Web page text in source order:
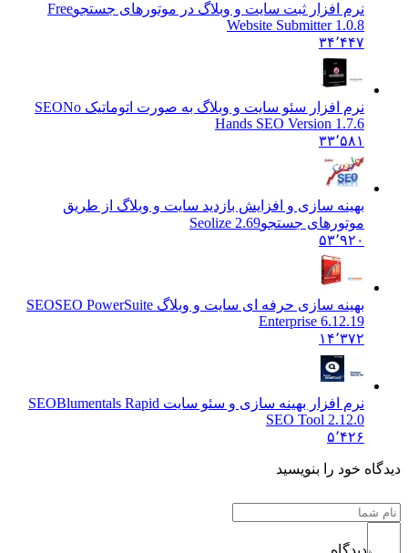
نرم افزار ثبت سایت و وبلاگ در موتورهای جستجوFree
Website Submitter 1.0.8
۳۴٬۴۴۷
نرم افزار سئو سایت و وبلاگ به صورت اتوماتیک SEONo
Hands SEO Version 1.7.6
۳۳٬۵۸۱
بهینه سازی و افزایش بازدید سایت و وبلاگ از طریق
موتورهای جستجوSeolize 2.69
۵۳٬۹۲۰
بهینه سازی حرفه ای سایت و وبلاگ SEOSEO PowerSuite
Enterprise 6.12.19
۱۴٬۳۷۲
نرم افزار بهینه سازی و سئو سایت SEOBlumentals Rapid
SEO Tool 2.12.0
۵٬۴۲۶
خود را بنویسید